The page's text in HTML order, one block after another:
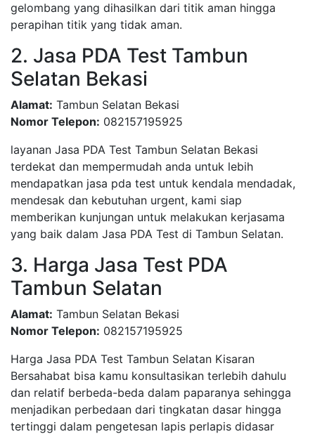
gelombang yang dihasilkan dari titik aman hingga
perapihan titik yang tidak aman.
2. Jasa PDA Test Tambun
Selatan Bekasi
Alamat: Tambun Selatan Bekasi
Nomor Telepon: 082157195925
layanan Jasa PDA Test Tambun Selatan Bekasi
terdekat dan mempermudah anda untuk lebih
mendapatkan jasa pda test untuk kendala mendadak,
mendesak dan kebutuhan urgent, kami siap
memberikan kunjungan untuk melakukan kerjasama
yang baik dalam Jasa PDA Test di Tambun Selatan.
3. Harga Jasa Test PDA
Tambun Selatan
Alamat: Tambun Selatan Bekasi
Nomor Telepon: 082157195925
Harga Jasa PDA Test Tambun Selatan Kisaran
Bersahabat bisa kamu konsultasikan terlebih dahulu
dan relatif berbeda-beda dalam paparanya sehingga
menjadikan perbedaan dari tingkatan dasar hingga
tertinggi dalam pengetesan lapis perlapis didasar